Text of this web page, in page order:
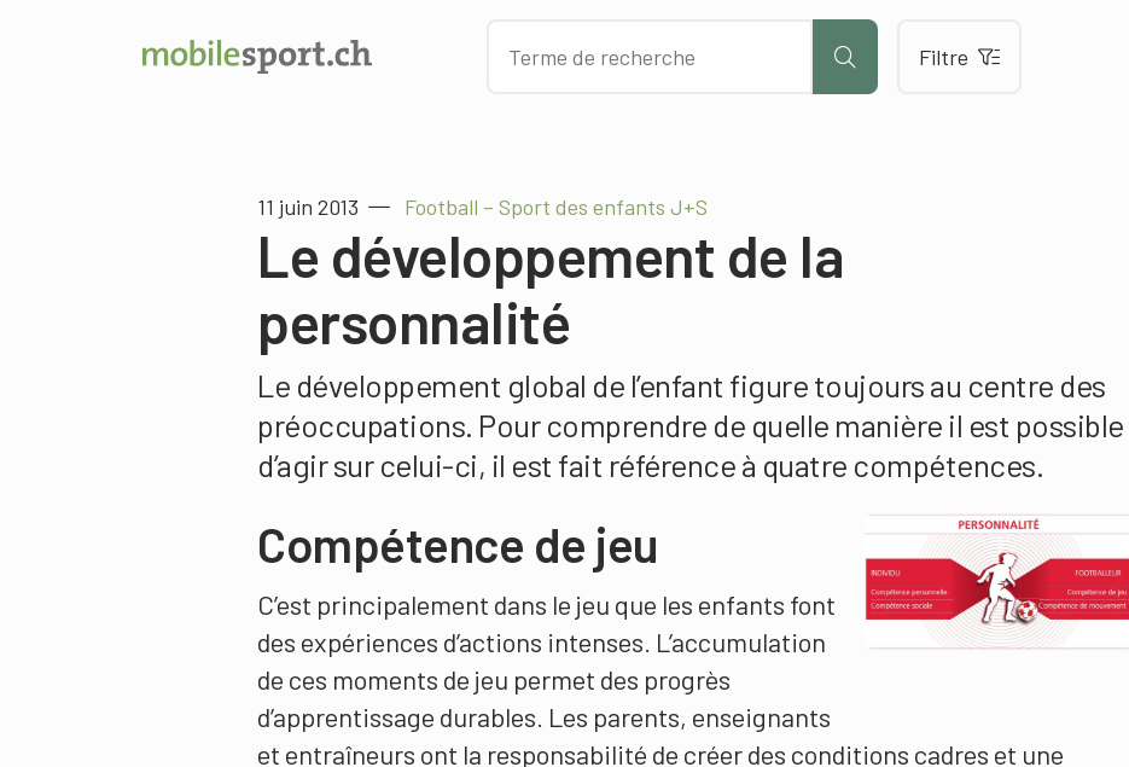
Filtre
11 juin 2013 Football – Sport des enfants J+S
Le développement de la
personnalité
Le développement global de l’enfant figure toujours au centre des
préoccupations. Pour comprendre de quelle manière il est possible
d’agir sur celui-ci, il est fait référence à quatre compétences.
Compétence de jeu
C’est principalement dans le jeu que les enfants font
des expériences d’actions intenses. L’accumulation
de ces moments de jeu permet des progrès
d’apprentissage durables. Les parents, enseignants
et entraîneurs ont la responsabilité de créer des conditions cadres et une